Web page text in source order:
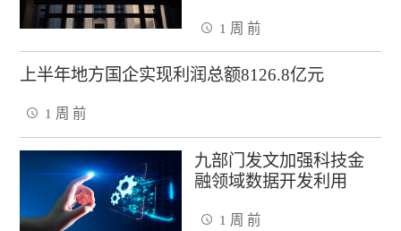
1 周 前
上半年地方国企实现利润总额8126.8亿元
1 周 前
九部门发文加强科技金
融领域数据开发利用
1 周 前